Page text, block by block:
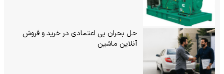
حل بحران بی‌ اعتمادی در خرید و فروش
آنلاین ماشین